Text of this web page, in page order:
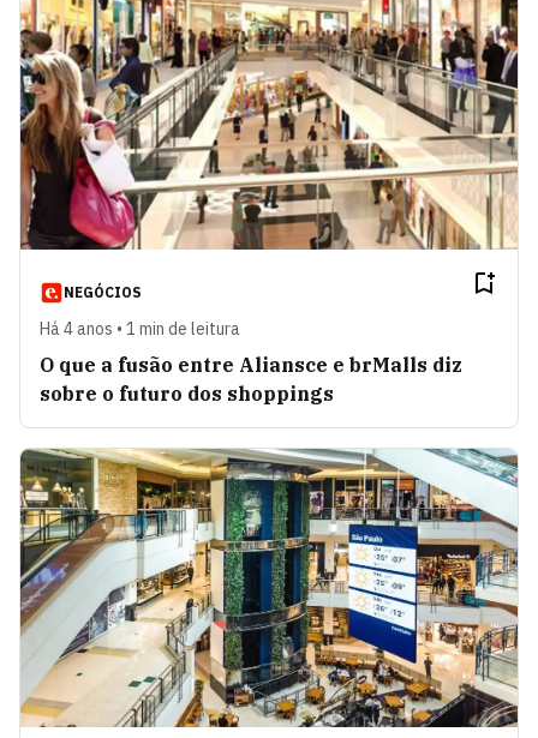
NEGÓCIOS
Há 4 anos • 1 min de leitura
O que a fusão entre Aliansce e brMalls diz
sobre o futuro dos shoppings